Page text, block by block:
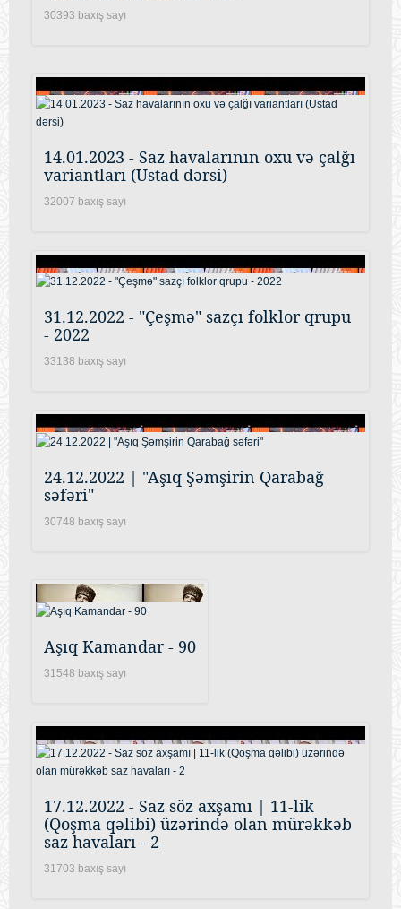
30393 baxış sayı
14.01.2023 - Saz havalarının oxu və çalğı
variantları (Ustad dərsi)
32007 baxış sayı
31.12.2022 - "Çeşmə" sazçı folklor qrupu
- 2022
33138 baxış sayı
24.12.2022 | "Aşıq Şəmşirin Qarabağ
səfəri"
30748 baxış sayı
Aşıq Kamandar - 90
31548 baxış sayı
17.12.2022 - Saz söz axşamı | 11-lik
(Qoşma qəlibi) üzərində olan mürəkkəb
saz havaları - 2
31703 baxış sayı